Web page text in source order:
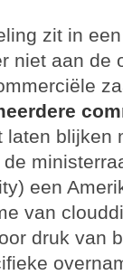
zit in
niet aan de
blijken
een
van
druk van